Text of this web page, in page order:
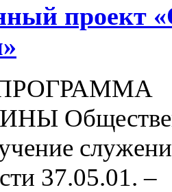
проект
37.05.01. –